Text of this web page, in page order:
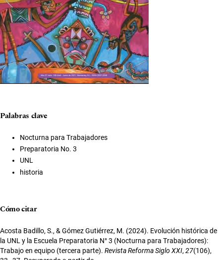
Palabras clave
Nocturna para Trabajadores
Preparatoria No. 3
UNL
historia
Cómo citar
Acosta Badillo, S., & Gómez Gutiérrez, M. (2024). Evolución histórica de
la UNL y la Escuela Preparatoria N° 3 (Nocturna para Trabajadores):
Trabajo en equipo (tercera parte). Revista Reforma Siglo XXI, 27(106),